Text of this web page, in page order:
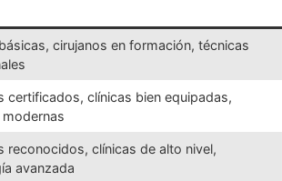
cirujanos en formación, técnicas
certificados, clínicas bien equipadas,
reconocidos, clínicas de alto nivel,
avanzada